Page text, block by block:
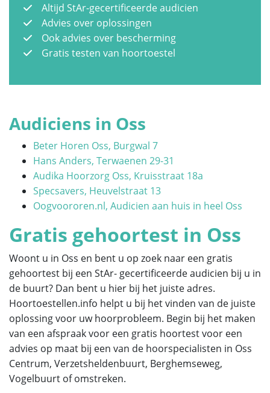
Altijd StAr-gecertificeerde audicien
Advies over oplossingen
Ook advies over bescherming
Gratis testen van hoortoestel
Audiciens in Oss
Beter Horen Oss, Burgwal 7
Hans Anders, Terwaenen 29-31
Audika Hoorzorg Oss, Kruisstraat 18a
Specsavers, Heuvelstraat 13
Oogvoororen.nl, Audicien aan huis in heel Oss
Gratis gehoortest in Oss
Woont u in Oss en bent u op zoek naar een gratis
gehoortest bij een StAr- gecertificeerde audicien bij u in
de buurt? Dan bent u hier bij het juiste adres.
Hoortoestellen.info helpt u bij het vinden van de juiste
oplossing voor uw hoorprobleem. Begin bij het maken
van een afspraak voor een gratis hoortest voor een
advies op maat bij een van de hoorspecialisten in Oss
Centrum, Verzetsheldenbuurt, Berghemseweg,
Vogelbuurt of omstreken.